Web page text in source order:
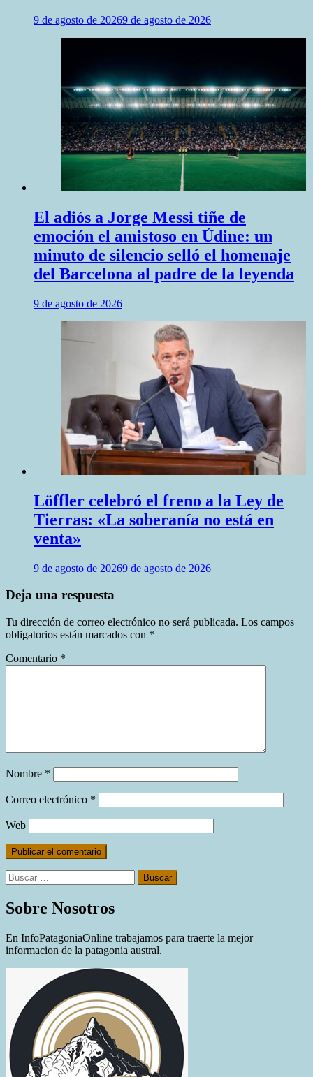
9 de agosto de 20269 de agosto de 2026
El adiós a Jorge Messi tiñe de
emoción el amistoso en Údine: un
minuto de silencio selló el homenaje
del Barcelona al padre de la leyenda
9 de agosto de 2026
Löffler celebró el freno a la Ley de
Tierras: «La soberanía no está en
venta»
9 de agosto de 20269 de agosto de 2026
Deja una respuesta
Tu dirección de correo electrónico no será publicada. Los campos
obligatorios están marcados con *
Comentario *
Nombre *
Correo electrónico *
Web
Buscar:
Sobre Nosotros
En InfoPatagoniaOnline trabajamos para traerte la mejor
informacion de la patagonia austral.